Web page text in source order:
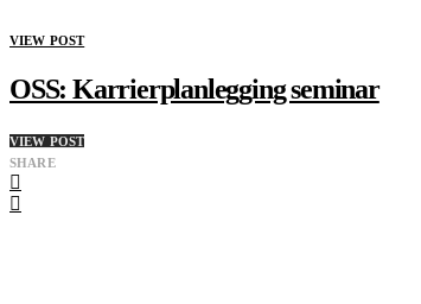
VIEW POST
OSS: Karrierplanlegging seminar
VIEW POST
SHARE